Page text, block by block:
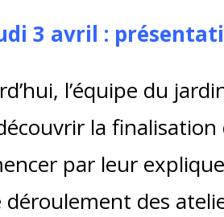
3 avril :
l’équipe du
la
par leur
déroulement des